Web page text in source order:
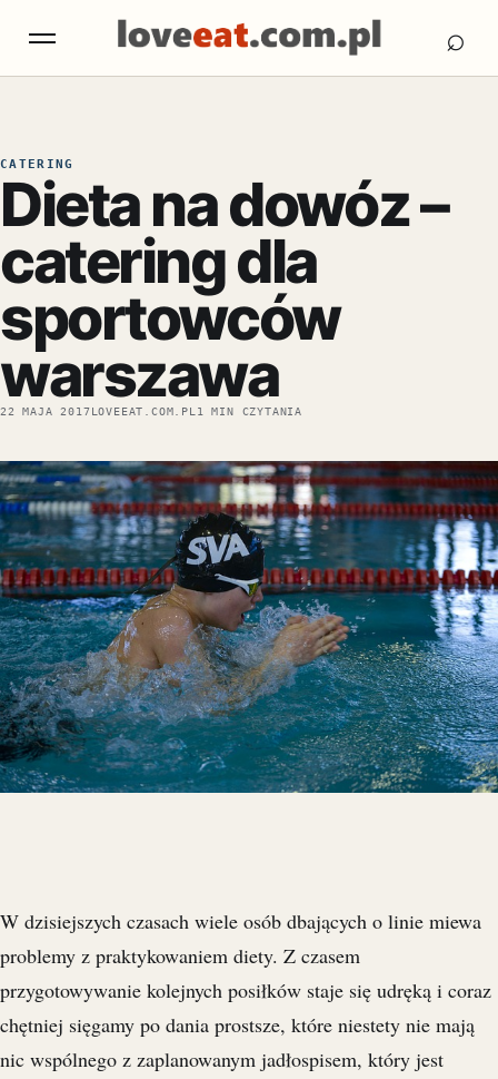
Otwórz menu ⌕
CATERING
Dieta na dowóz –
catering dla
sportowców
warszawa
22 MAJA 2017LOVEEAT.COM.PL 1 MIN CZYTANIA
W dzisiejszych czasach wiele osób dbających o linie miewa
problemy z praktykowaniem diety. Z czasem
przygotowywanie kolejnych posiłków staje się udręką i coraz
chętniej sięgamy po dania prostsze, które niestety nie mają
nic wspólnego z zaplanowanym jadłospisem, który jest